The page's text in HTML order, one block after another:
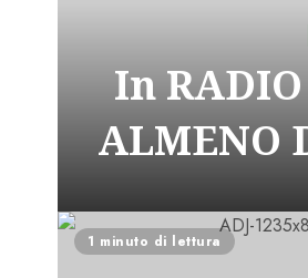
In RADIO
ALMENO
1 minuto di lettura